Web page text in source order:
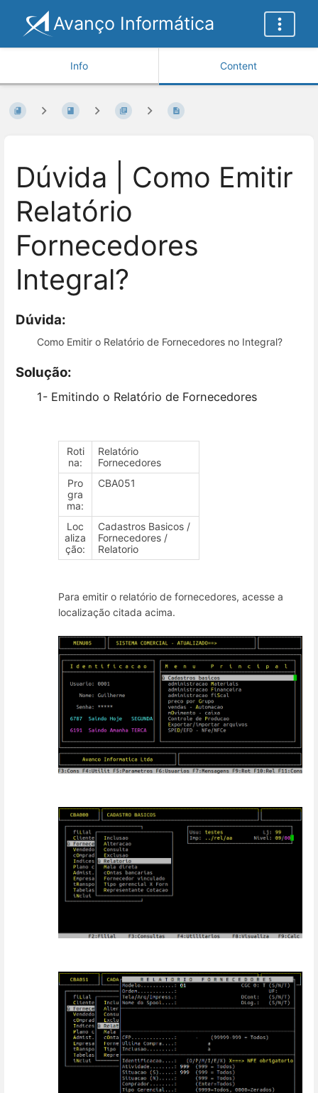
Avanço Informática
Info Content
Dúvida | Como Emitir
Relatório
Fornecedores
Integral?
Dúvida:
Como Emitir o Relatório de Fornecedores no Integral?
Solução:
1- Emitindo o Relatório de Fornecedores
Roti
na:
Relatório
Fornecedores
Pro
gra
ma:
CBA051
Loc
aliza
ção:
Cadastros Basicos /
Fornecedores /
Relatorio
Para emitir o relatório de fornecedores, acesse a
localização citada acima.